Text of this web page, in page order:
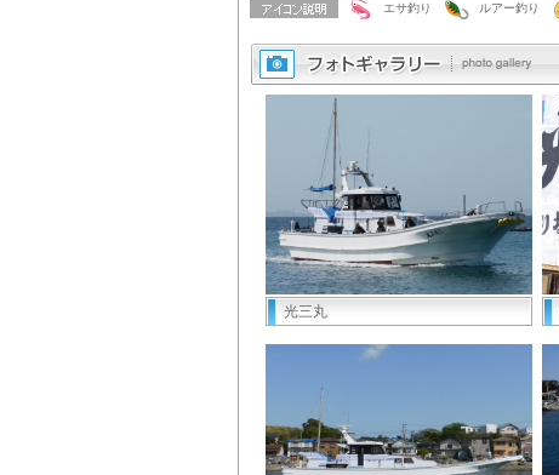
エサ釣り ルアー釣り
光三丸